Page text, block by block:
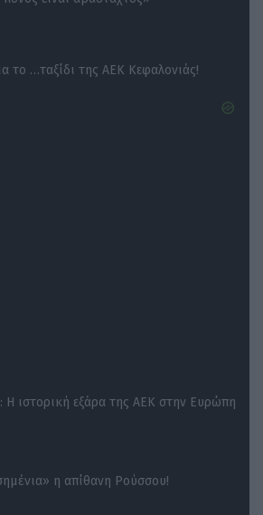
το …ταξίδι της ΑΕΚ Κεφαλονιάς!
Η ιστορική εξάρα της ΑΕΚ στην Ευρώπη
η απίθανη Ρούσσου!